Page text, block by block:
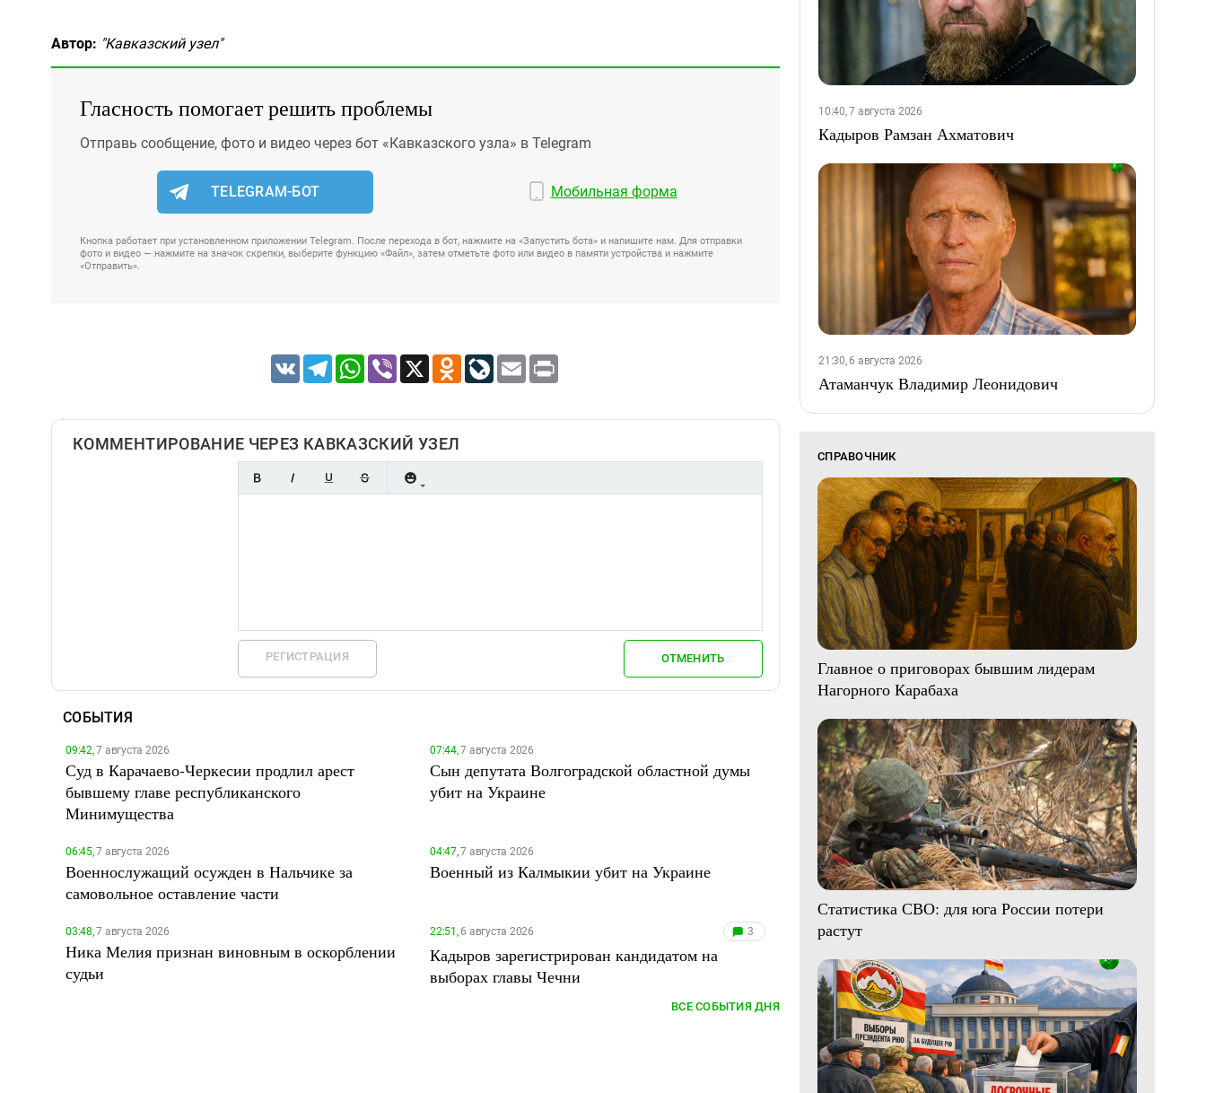
Автор: "Кавказский узел"
Гласность помогает решить проблемы
Отправь сообщение, фото и видео через бот «Кавказского узла» в Telegram
TELEGRAM-БОТ Мобильная форма
Кнопка работает при установленном приложении Telegram. После перехода в бот, нажмите на «Запустить бота» и напишите нам. Для отправки
фото и видео — нажмите на значок скрепки, выберите функцию «Файл», затем отметьте фото или видео в памяти устройства и нажмите
«Отправить».
VK TelegramWhatsApp
Viber X Odnoklassniki
LiveJournal
Email
КОММЕНТИРОВАНИЕ ЧЕРЕЗ КАВКАЗСКИЙ УЗЕЛ
РЕГИСТРАЦИЯ ОТМЕНИТЬ
СОБЫТИЯ
09:42,7 августа 2026
Суд в Карачаево-Черкесии продлил арест
бывшему главе республиканского
Минимущества
07:44,7 августа 2026
Сын депутата Волгоградской областной думы
убит на Украине
06:45,7 августа 2026
Военнослужащий осужден в Нальчике за
самовольное оставление части
04:47,7 августа 2026
Военный из Калмыкии убит на Украине
03:48,7 августа 2026
Ника Мелия признан виновным в оскорблении
судьи
22:51,6 августа 2026 3
Кадыров зарегистрирован кандидатом на
выборах главы Чечни
ВСЕ СОБЫТИЯ ДНЯ
10:40, 7 августа 2026
Кадыров Рамзан Ахматович
21:30, 6 августа 2026
Атаманчук Владимир Леонидович
СПРАВОЧНИК
Главное о приговорах бывшим лидерам
Нагорного Карабаха
Статистика СВО: для юга России потери
растут